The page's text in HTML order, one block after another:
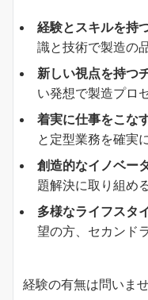
経験とスキルを持
識と技術で製造の
新しい視点を持つ
い発想で製造プロ
着実に仕事をこな
と定型業務を確実
創造的なイノベー
題解決に取り組め
多様なライフスタ
望の方、セカンド
経験の有無は問いま